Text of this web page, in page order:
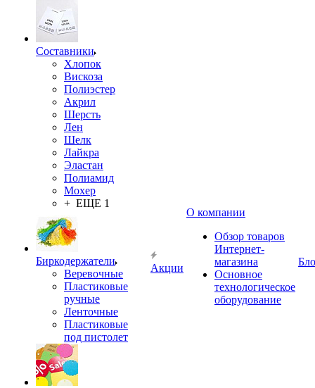
Составники
Хлопок
Вискоза
Полиэстер
Акрил
Шерсть
Лен
Шелк
Лайкра
Эластан
Полиамид
Мохер
+ ЕЩЕ 1
Биркодержатели
Веревочные
Пластиковые
ручные
Ленточные
Пластиковые
под пистолет
Акции
О компании
Обзор товаров
Интернет-
магазина
Основное
технологическое
оборудование